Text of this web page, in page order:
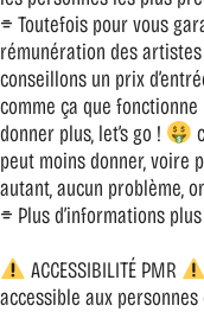
⌯ Toutefois pour vous
rémunération des artistes
conseillons un prix
comme ça que
donner plus, let’s go !
peut moins donner, voire
autant, aucun problème,
⌯ Plus d’informations
ACCESSIBILITÉ PMR
accessible aux